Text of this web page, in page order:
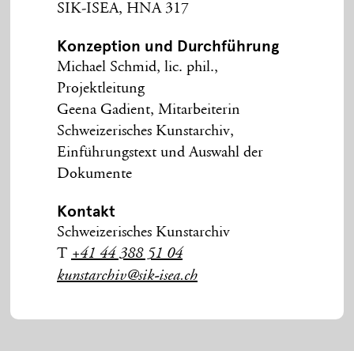
SIK-ISEA, HNA 317
Konzeption und Durchführung
Michael Schmid, lic. phil.,
Projektleitung
Geena Gadient, Mitarbeiterin
Schweizerisches Kunstarchiv,
Einführungstext und Auswahl der
Dokumente
Kontakt
Schweizerisches Kunstarchiv
T +41 44 388 51 04
kunstarchiv@sik-isea.ch